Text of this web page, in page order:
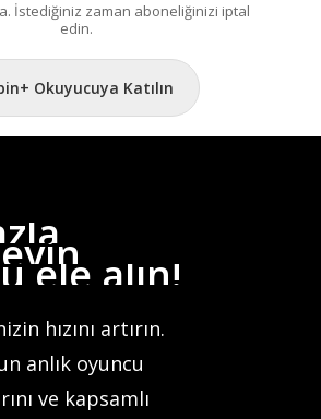
İstediğiniz zaman aboneliğinizi iptal
edin.
Okuyucuya Katılın
ele alın!
hızını artırın.
anlık oyuncu
ve kapsamlı